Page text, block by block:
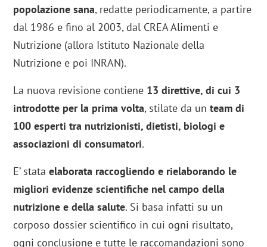
popolazione sana, redatte periodicamente, a partire
dal 1986 e fino al 2003, dal CREA Alimenti e
Nutrizione (allora Istituto Nazionale della
Nutrizione e poi INRAN).
La nuova revisione contiene 13 direttive, di cui 3
introdotte per la prima volta, stilate da unteam di
100 esperti tra nutrizionisti, dietisti, biologi e
associazioni di consumatori.
E’ stata elaborata raccogliendo e rielaborando le
migliori evidenze scientifiche nel campo della
nutrizione e della salute. Si basa infatti su un
corposo dossier scientifico in cui ogni risultato,
ogni conclusione e tutte le raccomandazioni sono